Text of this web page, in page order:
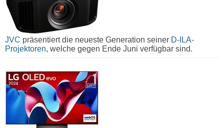
JVC präsentiert die neueste Generation seiner D-ILA-
Projektoren, welche gegen Ende Juni verfügbar sind.